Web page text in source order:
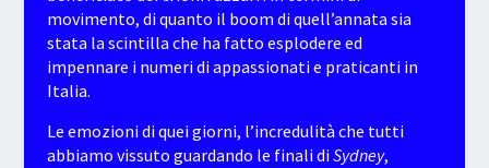
movimento, di quanto il boom di quell’annata sia
stata la scintilla che ha fatto esplodere ed
impennare i numeri di appassionati e praticanti in
Italia.
Le emozioni di quei giorni, l’incredulità che tutti
abbiamo vissuto guardando le finali diSydney,